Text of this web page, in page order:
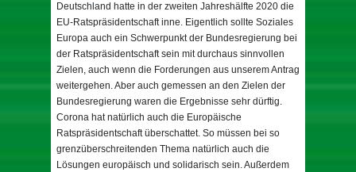
Deutschland hatte in der zweiten Jahreshälfte 2020 die
EU-Ratspräsidentschaft inne. Eigentlich sollte Soziales
Europa auch ein Schwerpunkt der Bundesregierung bei
der Ratspräsidentschaft sein mit durchaus sinnvollen
Zielen, auch wenn die Forderungen aus unserem Antrag
weitergehen. Aber auch gemessen an den Zielen der
Bundesregierung waren die Ergebnisse sehr dürftig.
Corona hat natürlich auch die Europäische
Ratspräsidentschaft überschattet. So müssen bei so
grenzüberschreitenden Thema natürlich auch die
Lösungen europäisch und solidarisch sein. Außerdem